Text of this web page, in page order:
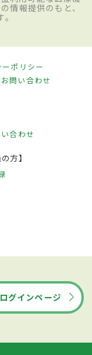
情報提供のもと、
ポリシー
お問い合わせ
合わせ
方】
グインページ